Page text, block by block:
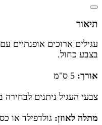
תיאור
עגילים ארוכים אופנתיים
בצבע כחול.
אורך: 5 ס"מ
צבעי העגיל ניתנים
מתלה לאוזן: גולדפילד או